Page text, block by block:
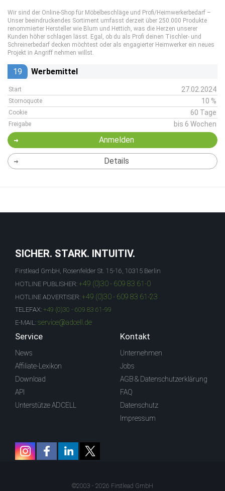
Wir sind der Online-Shop für Möbelbeschläge und Profi/Heimwerkerbedarf –
Unser beeindruckendes Sortiment umfasst derzeit über 250.000 Produkte
renommierter Hersteller wie Blum und Hettich, was die Herzen unserer
Kunden höher schlagen lässt. Egal, ob du als Profi deinen Tischler- und
Schreinerbedarf decken möchtest oder als engagierter Heimwerker ein neues
Projekt in Angriff nehmen willst.
19 Werbemittel
Start 27.02.2024
Stornoquote 10 %
Cookie 60 Tage
Freigabe bis 6 Wochen
Anmelden
Details
SICHER. STARK. INTUITIV.
Firstlead GmbH, Rosenfelder St. 15-16, 10315 Berlin
HOTLINE PUBLISHER: +49 (0)30 - 609 83 61-0
HOTLINE ADVERTISER: +49 (0)30 - 609 83 61-23
TELEFAX: +49 (0)30 - 609 83 61-99
E-MAIL: service@adcell.de
Service
News
Affiliate-Lexikon
Download
API
Unterstütze ADCELL
Kontakt
Unternehmen
Jobs
AGB & Datenschutzerklärung
FAQ
Datenschutz
Impressum
©2003 - 2026 Firstlead GmbH